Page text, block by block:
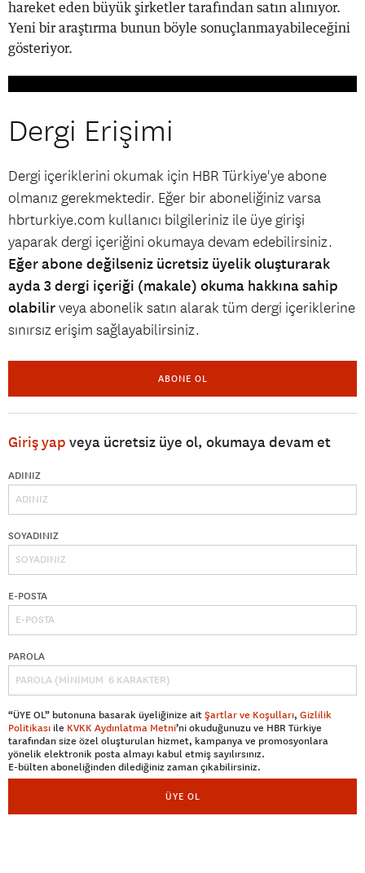
hareket eden büyük şirketler tarafından satın alınıyor.
Yeni bir araştırma bunun böyle sonuçlanmayabileceğini
gösteriyor.
Dergi Erişimi
Dergi içeriklerini okumak için HBR Türkiye'ye abone
olmanız gerekmektedir. Eğer bir aboneliğiniz varsa
hbrturkiye.com kullanıcı bilgileriniz ile üye girişi
yaparak dergi içeriğini okumaya devam edebilirsiniz.
Eğer abone değilseniz ücretsiz üyelik oluşturarak
ayda 3 dergi içeriği (makale) okuma hakkına sahip
olabilirveya abonelik satın alarak tüm dergi içeriklerine
sınırsız erişim sağlayabilirsiniz.
ABONE OL
Giriş yap veya ücretsiz üye ol, okumaya devam et
ADINIZ
SOYADINIZ
E-POSTA
PAROLA
“ÜYE OL” butonuna basarak üyeliğinize aitŞartlar ve Koşulları, Gizlilik
Politikası ile KVKK Aydınlatma Metni’ni okuduğunuzu ve HBR Türkiye
tarafından size özel oluşturulan hizmet, kampanya ve promosyonlara
yönelik elektronik posta almayı kabul etmiş sayılırsınız.
E-bülten aboneliğinden dilediğiniz zaman çıkabilirsiniz.
ÜYE OL